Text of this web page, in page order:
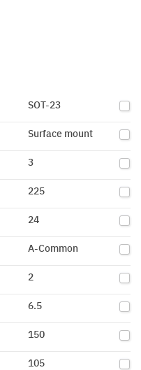
SOT-23
Surface mount
3
225
24
A-Common
2
6.5
150
105